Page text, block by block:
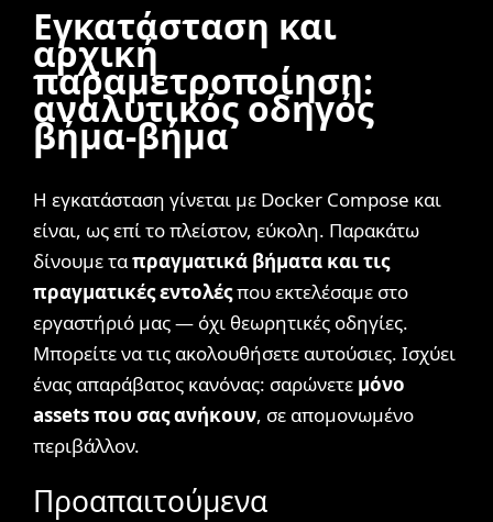
Εγκατάσταση και
αρχική
παραμετροποίηση:
αναλυτικός οδηγός
βήμα-βήμα
Η εγκατάσταση γίνεται με Docker Compose και
είναι, ως επί το πλείστον, εύκολη. Παρακάτω
δίνουμε ταπραγματικά βήματα και τις
πραγματικές εντολέςπου εκτελέσαμε στο
εργαστήριό μας — όχι θεωρητικές οδηγίες.
Μπορείτε να τις ακολουθήσετε αυτούσιες. Ισχύει
ένας απαράβατος κανόνας: σαρώνετε μόνο
assets που σας ανήκουν, σε απομονωμένο
περιβάλλον.
Προαπαιτούμενα